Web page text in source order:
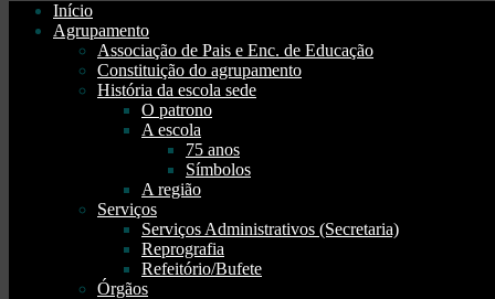
Início
Agrupamento
Associação de Pais e Enc. de Educação
Constituição do agrupamento
História da escola sede
O patrono
A escola
75 anos
Símbolos
A região
Serviços
Serviços Administrativos (Secretaria)
Reprografia
Refeitório/Bufete
Órgãos